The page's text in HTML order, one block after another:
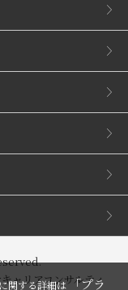
ャリアコンサルティ
関する詳細は「プラ